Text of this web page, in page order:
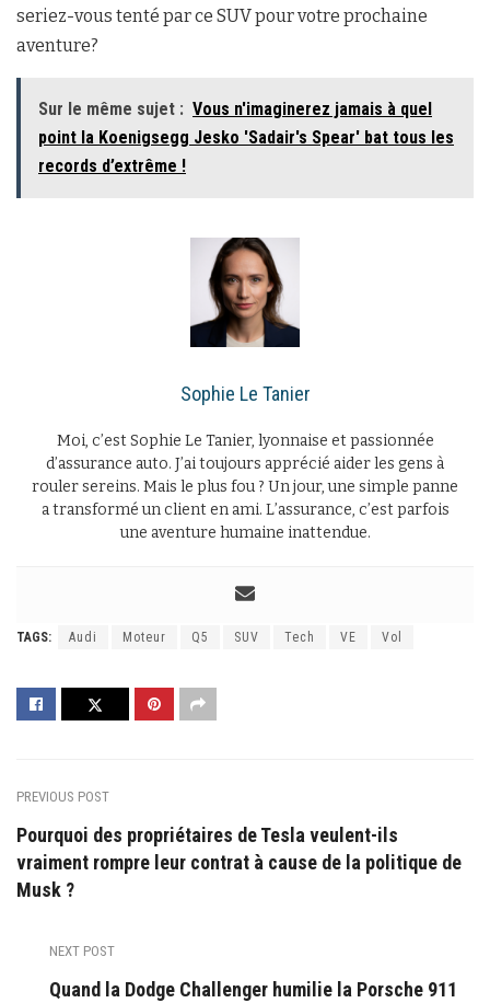
seriez-vous tenté par ce SUV pour votre prochaine
aventure?
Sur le même sujet : Vous n'imaginerez jamais à quel
point la Koenigsegg Jesko 'Sadair's Spear' bat tous les
records d’extrême !
Sophie Le Tanier
Moi, c’est Sophie Le Tanier, lyonnaise et passionnée
d’assurance auto. J’ai toujours apprécié aider les gens à
rouler sereins. Mais le plus fou ? Un jour, une simple panne
a transformé un client en ami. L’assurance, c’est parfois
une aventure humaine inattendue.
TAGS: Audi Moteur Q5 SUV Tech VE Vol
PREVIOUS POST
Pourquoi des propriétaires de Tesla veulent-ils
vraiment rompre leur contrat à cause de la politique de
Musk ?
NEXT POST
Quand la Dodge Challenger humilie la Porsche 911